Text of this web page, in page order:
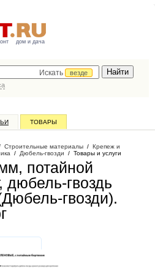
дом и дача
Искать
везде
ТОВАРЫ
Строительные материалы / Крепеж и
/ Дюбель-гвозди / Товары и услуги
потайной
дюбель-гвоздь
гвозди).